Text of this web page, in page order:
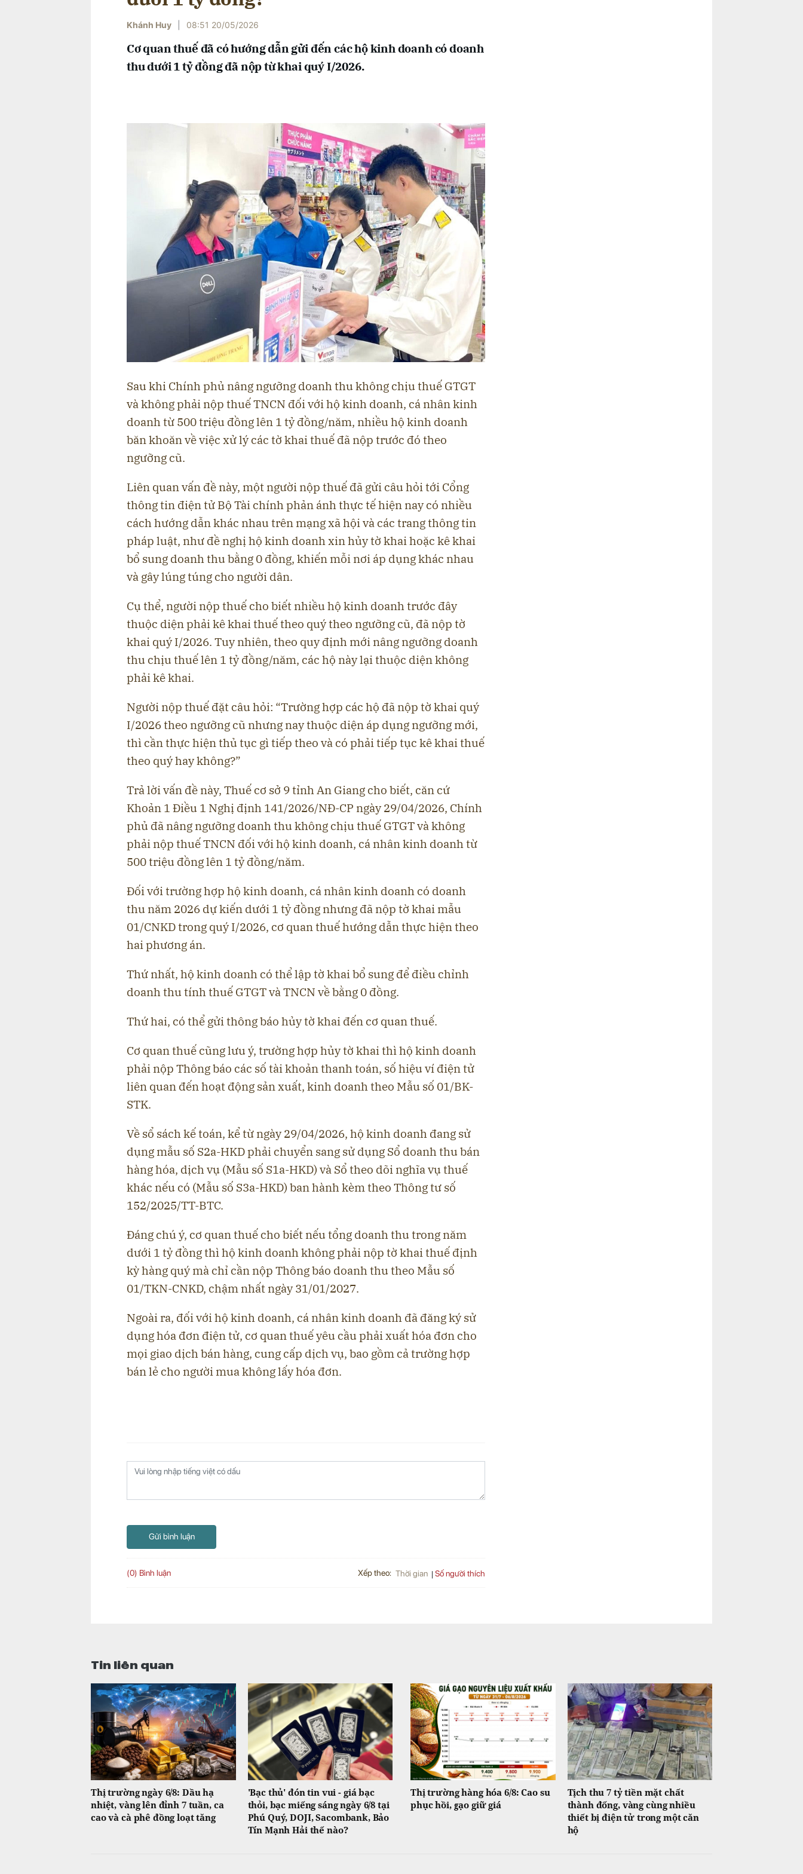
Khánh Huy 08:51 20/05/2026
Cơ quan thuế đã có hướng dẫn gửi đến các hộ kinh doanh có doanh
thu dưới 1 tỷ đồng đã nộp từ khai quý I/2026.
Sau khi Chính phủ nâng ngưỡng doanh thu không chịu thuế GTGT
và không phải nộp thuế TNCN đối với hộ kinh doanh, cá nhân kinh
doanh từ 500 triệu đồng lên 1 tỷ đồng/năm, nhiều hộ kinh doanh
băn khoăn về việc xử lý các tờ khai thuế đã nộp trước đó theo
ngưỡng cũ.
Liên quan vấn đề này, một người nộp thuế đã gửi câu hỏi tới Cổng
thông tin điện tử Bộ Tài chính phản ánh thực tế hiện nay có nhiều
cách hướng dẫn khác nhau trên mạng xã hội và các trang thông tin
pháp luật, như đề nghị hộ kinh doanh xin hủy tờ khai hoặc kê khai
bổ sung doanh thu bằng 0 đồng, khiến mỗi nơi áp dụng khác nhau
và gây lúng túng cho người dân.
Cụ thể, người nộp thuế cho biết nhiều hộ kinh doanh trước đây
thuộc diện phải kê khai thuế theo quý theo ngưỡng cũ, đã nộp tờ
khai quý I/2026. Tuy nhiên, theo quy định mới nâng ngưỡng doanh
thu chịu thuế lên 1 tỷ đồng/năm, các hộ này lại thuộc diện không
phải kê khai.
Người nộp thuế đặt câu hỏi: “Trường hợp các hộ đã nộp tờ khai quý
I/2026 theo ngưỡng cũ nhưng nay thuộc diện áp dụng ngưỡng mới,
thì cần thực hiện thủ tục gì tiếp theo và có phải tiếp tục kê khai thuế
theo quý hay không?”
Trả lời vấn đề này, Thuế cơ sở 9 tỉnh An Giang cho biết, căn cứ
Khoản 1 Điều 1 Nghị định 141/2026/NĐ-CP ngày 29/04/2026, Chính
phủ đã nâng ngưỡng doanh thu không chịu thuế GTGT và không
phải nộp thuế TNCN đối với hộ kinh doanh, cá nhân kinh doanh từ
500 triệu đồng lên 1 tỷ đồng/năm.
Đối với trường hợp hộ kinh doanh, cá nhân kinh doanh có doanh
thu năm 2026 dự kiến dưới 1 tỷ đồng nhưng đã nộp tờ khai mẫu
01/CNKD trong quý I/2026, cơ quan thuế hướng dẫn thực hiện theo
hai phương án.
Thứ nhất, hộ kinh doanh có thể lập tờ khai bổ sung để điều chỉnh
doanh thu tính thuế GTGT và TNCN về bằng 0 đồng.
Thứ hai, có thể gửi thông báo hủy tờ khai đến cơ quan thuế.
Cơ quan thuế cũng lưu ý, trường hợp hủy tờ khai thì hộ kinh doanh
phải nộp Thông báo các số tài khoản thanh toán, số hiệu ví điện tử
liên quan đến hoạt động sản xuất, kinh doanh theo Mẫu số 01/BK-
STK.
Về sổ sách kế toán, kể từ ngày 29/04/2026, hộ kinh doanh đang sử
dụng mẫu số S2a-HKD phải chuyển sang sử dụng Sổ doanh thu bán
hàng hóa, dịch vụ (Mẫu số S1a-HKD) và Sổ theo dõi nghĩa vụ thuế
khác nếu có (Mẫu số S3a-HKD) ban hành kèm theo Thông tư số
152/2025/TT-BTC.
Đáng chú ý, cơ quan thuế cho biết nếu tổng doanh thu trong năm
dưới 1 tỷ đồng thì hộ kinh doanh không phải nộp tờ khai thuế định
kỳ hàng quý mà chỉ cần nộp Thông báo doanh thu theo Mẫu số
01/TKN-CNKD, chậm nhất ngày 31/01/2027.
Ngoài ra, đối với hộ kinh doanh, cá nhân kinh doanh đã đăng ký sử
dụng hóa đơn điện tử, cơ quan thuế yêu cầu phải xuất hóa đơn cho
mọi giao dịch bán hàng, cung cấp dịch vụ, bao gồm cả trường hợp
bán lẻ cho người mua không lấy hóa đơn.
Gửi bình luận
(0) Bình luận Xếp theo: Thời gian Số người thích
Tin liên quan
Thị trường ngày 6/8: Dầu hạ
nhiệt, vàng lên đỉnh 7 tuần, ca
cao và cà phê đồng loạt tăng
'Bạc thủ' đón tin vui - giá bạc
thỏi, bạc miếng sáng ngày 6/8 tại
Phú Quý, DOJI, Sacombank, Bảo
Tín Mạnh Hải thế nào?
Thị trường hàng hóa 6/8: Cao su
phục hồi, gạo giữ giá
Tịch thu 7 tỷ tiền mặt chất
thành đống, vàng cùng nhiều
thiết bị điện tử trong một căn
hộ